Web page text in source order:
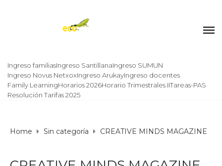
Ingreso familiasIngreso SantillanaIngreso SUMUN
Ingreso Novus NetxoxIngreso ArukayIngreso docentes
Family LearningHorarios 2026Horario Trimestrales IITareas-PAS
Resolución Tarifas 2025
Home Sin categoría CREATIVE MINDS MAGAZINE